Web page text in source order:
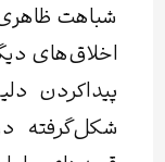
شباهت
اخلاق‌های
پیداکردن
شکل‌گرفته